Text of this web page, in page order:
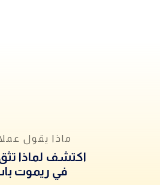
ماذا يقول
اكتشف لماذا
في ريموت